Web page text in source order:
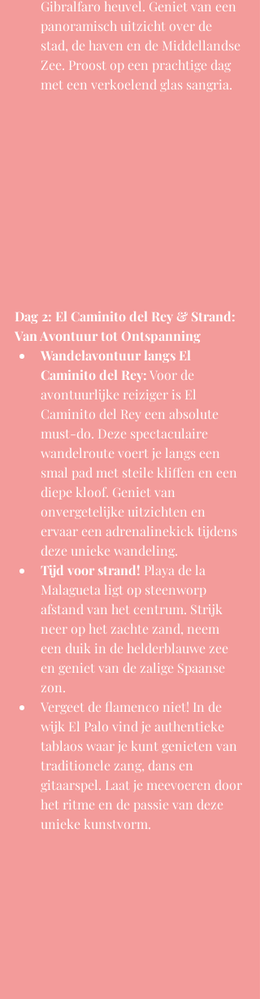
Gibralfaro heuvel. Geniet van een
panoramisch uitzicht over de
stad, de haven en de Middellandse
Zee. Proost op een prachtige dag
met een verkoelend glas sangria.
Dag 2: El Caminito del Rey & Strand:
Van Avontuur tot Ontspanning
Wandelavontuur langs El
Caminito del Rey: Voor de
avontuurlijke reiziger is El
Caminito del Rey een absolute
must-do. Deze spectaculaire
wandelroute voert je langs een
smal pad met steile kliffen en een
diepe kloof. Geniet van
onvergetelijke uitzichten en
ervaar een adrenalinekick tijdens
deze unieke wandeling.
Tijd voor strand! Playa de la
Malagueta ligt op steenworp
afstand van het centrum. Strijk
neer op het zachte zand, neem
een duik in de helderblauwe zee
en geniet van de zalige Spaanse
zon.
Vergeet de flamenco niet! In de
wijk El Palo vind je authentieke
tablaos waar je kunt genieten van
traditionele zang, dans en
gitaarspel. Laat je meevoeren door
het ritme en de passie van deze
unieke kunstvorm.